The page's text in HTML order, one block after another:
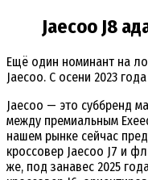
Jaecoo J8
Ещё один номинант на
Jaecoo. С осени 2023
Jaecoo — это суббренд
между премиальным
нашем рынке сейчас
кроссовер Jaecoo J7 и
же, под занавес 2025